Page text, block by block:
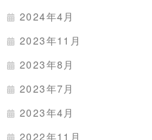
2024年4月
2023年11月
2023年8月
2023年7月
2023年4月
2022年11月